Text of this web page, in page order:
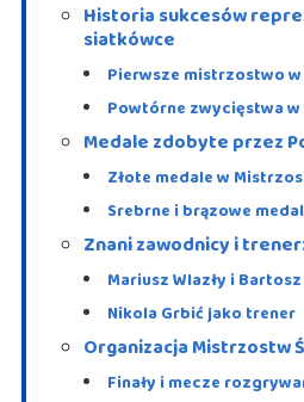
Historia sukcesów
siatkówce
Pierwsze mistrzostwo
Powtórne zwycięstwa w
Medale zdobyte przez
Złote medale w
Srebrne i brązowe
Znani zawodnicy i
Mariusz Wlazły i
Nikola Grbić jako trener
Organizacja Mistrzostw
Finały i mecze